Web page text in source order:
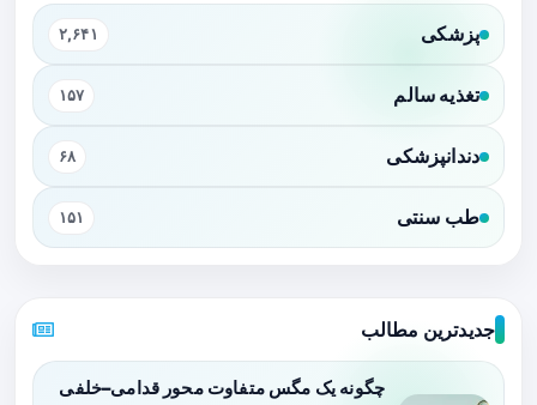
پزشکی ۲,۶۴۱
تغذیه سالم ۱۵۷
دندانپزشکی ۶۸
طب سنتی ۱۵۱
جدیدترین مطالب
چگونه یک مگس متفاوت محور قدامی–خلفی